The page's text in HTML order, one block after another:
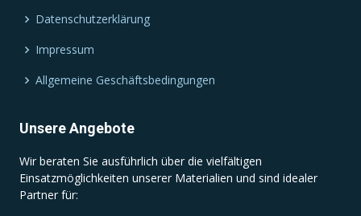
Datenschutzerklärung
Impressum
Allgemeine Geschäftsbedingungen
Unsere Angebote
Wir beraten Sie ausführlich über die vielfältigen
Einsatzmöglichkeiten unserer Materialien und sind idealer
Partner für: